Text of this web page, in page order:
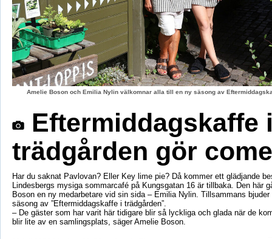
Amelie Boson och Emilia Nylin välkomnar alla till en ny säsong av
Eftermiddagskaffe
trädgården gör
Har du saknat Pavlovan? Eller Key lime pie? Då kommer ett glädjande
Lindesbergs mysiga sommarcafé på Kungsgatan 16 är tillbaka. Den här
Boson en ny medarbetare vid sin sida – Emilia Nylin. Tillsammans
säsong av ”Eftermiddagskaffe i trädgården”.
– De gäster som har varit här tidigare blir så lyckliga och glada när de
blir lite av en samlingsplats, säger Amelie Boson.